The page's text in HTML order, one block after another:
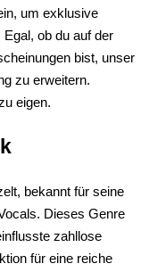
um exklusive
ob du auf der
bist, unser
zu erweitern.
eigen.
bekannt für seine
Dieses Genre
zahllose
für eine reiche